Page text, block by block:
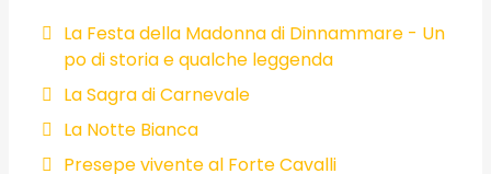
La Festa della Madonna di Dinnammare - Un
po di storia e qualche leggenda
La Sagra di Carnevale
La Notte Bianca
Presepe vivente al Forte Cavalli